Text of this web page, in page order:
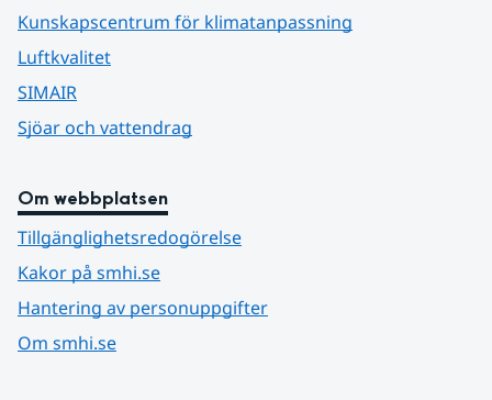
Kunskapscentrum för klimatanpassning
Luftkvalitet
SIMAIR
Sjöar och vattendrag
Om webbplatsen
Tillgänglighetsredogörelse
Kakor på smhi.se
Hantering av personuppgifter
Om smhi.se